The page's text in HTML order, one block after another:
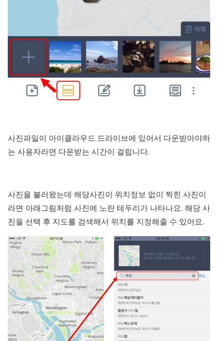
사진파일이 아이클라우드 드라이브에 있어서 다운받아야하
는 사용자라면 다운받는 시간이 걸립니다.
사진을 불러왔는데 해당사진이 위치정보 없이 찍힌 사진이
라면 아래그림처럼 사진에 노란 테두리가 나타나요. 해당 사
진을 선택 후 지도를 검색해서 위치를 지정해줄 수 있어요.